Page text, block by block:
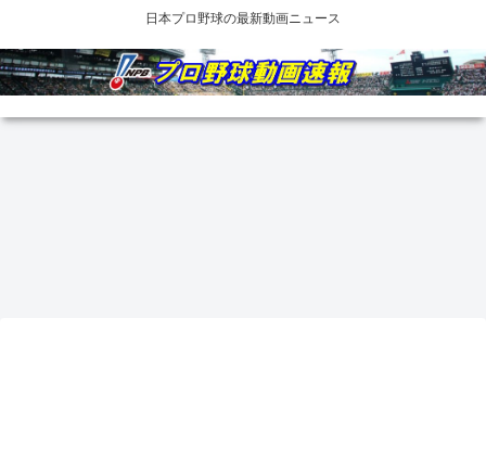
日本プロ野球の最新動画ニュース